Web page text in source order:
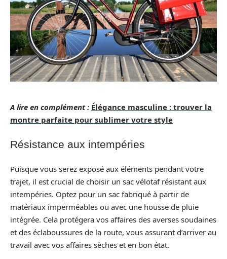
A lire en complément : Élégance masculine : trouver la
montre parfaite pour sublimer votre style
Résistance aux intempéries
Puisque vous serez exposé aux éléments pendant votre
trajet, il est crucial de choisir un sac vélotaf résistant aux
intempéries. Optez pour un sac fabriqué à partir de
matériaux imperméables ou avec une housse de pluie
intégrée. Cela protégera vos affaires des averses soudaines
et des éclaboussures de la route, vous assurant d’arriver au
travail avec vos affaires sèches et en bon état.